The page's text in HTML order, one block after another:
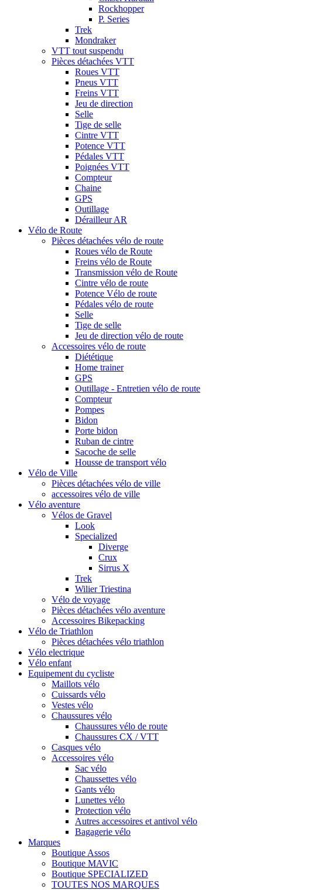
Rockhopper
P. Series
Trek
Mondraker
VTT tout suspendu
Pièces détachées VTT
Roues VTT
Pneus VTT
Freins VTT
Jeu de direction
Selle
Tige de selle
Cintre VTT
Potence VTT
Pédales VTT
Poignées VTT
Compteur
Chaine
GPS
Outillage
Dérailleur AR
Vélo de Route
Pièces détachées vélo de route
Roues vélo de Route
Freins vélo de Route
Transmission vélo de Route
Cintre vélo de route
Potence Vélo de route
Pédales vélo de route
Selle
Tige de selle
Jeu de direction vélo de route
Accessoires vélo de route
Diététique
Home trainer
GPS
Outillage - Entretien vélo de route
Compteur
Pompes
Bidon
Porte bidon
Ruban de cintre
Sacoche de selle
Housse de transport vélo
Vélo de Ville
Pièces détachées vélo de ville
accessoires vélo de ville
Vélo aventure
Vélos de Gravel
Look
Specialized
Diverge
Crux
Sirrus X
Trek
Wilier Triestina
Vélo de voyage
Pièces détachées vélo aventure
Accessoires Bikepacking
Vélo de Triathlon
Pièces détachées vélo triathlon
Vélo electrique
Vélo enfant
Equipement du cycliste
Maillots vélo
Cuissards vélo
Vestes vélo
Chaussures vélo
Chaussures vélo de route
Chaussures CX / VTT
Casques vélo
Accessoires vélo
Sac vélo
Chaussettes vélo
Gants vélo
Lunettes vélo
Protection vélo
Autres accessoires et antivol vélo
Bagagerie vélo
Marques
Boutique Assos
Boutique MAVIC
Boutique SPECIALIZED
TOUTES NOS MARQUES